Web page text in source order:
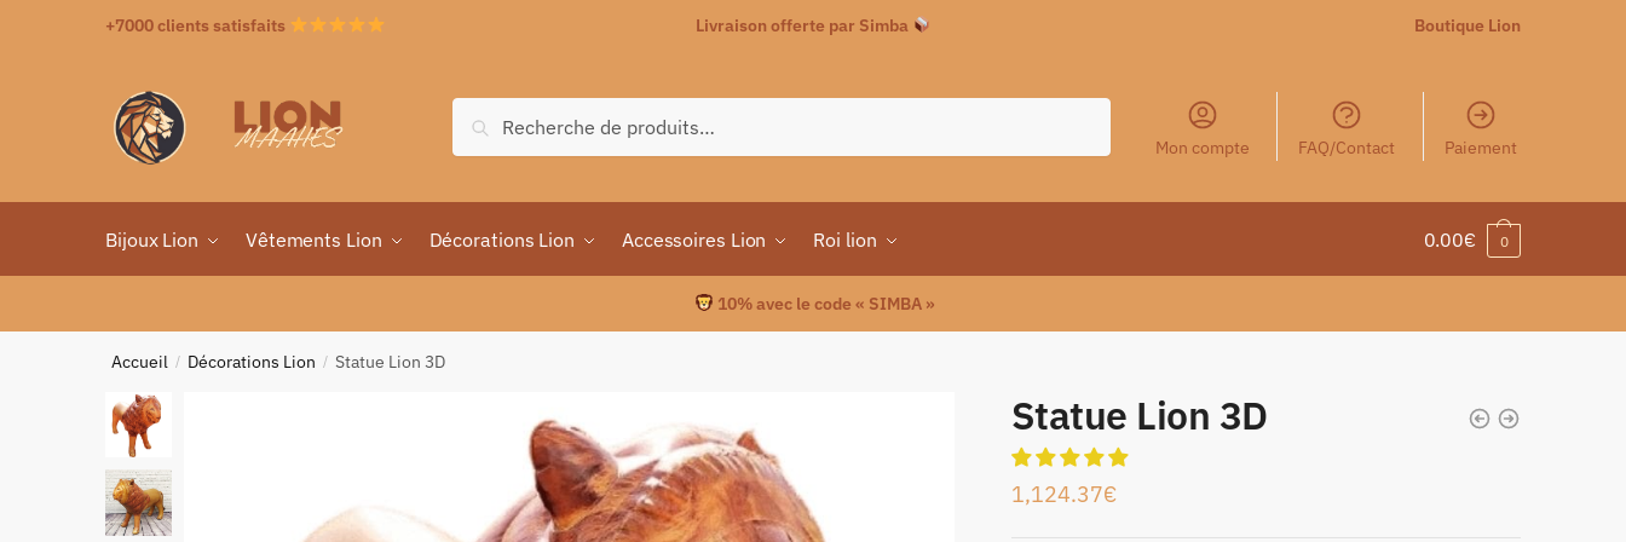
+7000 clients satisfaits Livraison offerte par Simba Boutique Lion
Recherche
Mon compte FAQ/Contact Paiement
Bijoux Lion Vêtements Lion Décorations Lion Accessoires Lion Roi lion 0.00€ 0
10% avec le code « SIMBA »
Accueil / Décorations Lion / Statue Lion 3D
Statue Lion 3D
1,124.37€